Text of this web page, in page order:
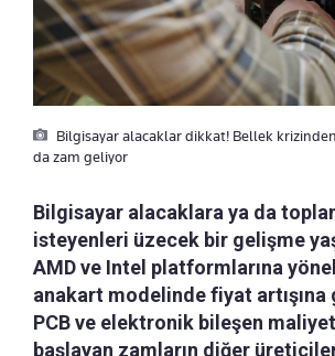
Bilgisayar alacaklar dikkat! Bellek
da zam geliyor
Bilgisayar alacaklara ya da
isteyenleri üzecek bir gelişme
AMD ve Intel platformlarına
anakart modelinde fiyat
PCB ve elektronik bileşen
başlayan zamların diğer